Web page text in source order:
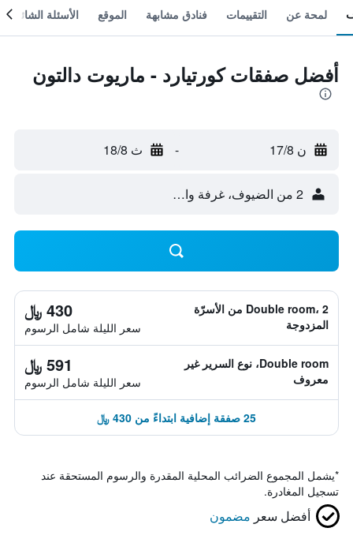
لمحة عن التقييمات فنادق مشابهة الموقع الأسئلة الشائعة
أفضل صفقات كورتيارد - ماريوت دالتون
ن 17/8 - ث 18/8
2 من الضيوف، غرفة واحدة
Double room، 2 من الأسرّة
المزدوجة
430 ﷼
سعر الليلة شامل الرسوم
Double room، نوع السرير غير
معروف
591 ﷼
سعر الليلة شامل الرسوم
25 صفقة إضافية ابتداءً من 430 ﷼
*يشمل المجموع الضرائب المحلية المقدرة والرسوم المستحقة عند
تسجيل المغادرة.
أفضل سعر مضمون